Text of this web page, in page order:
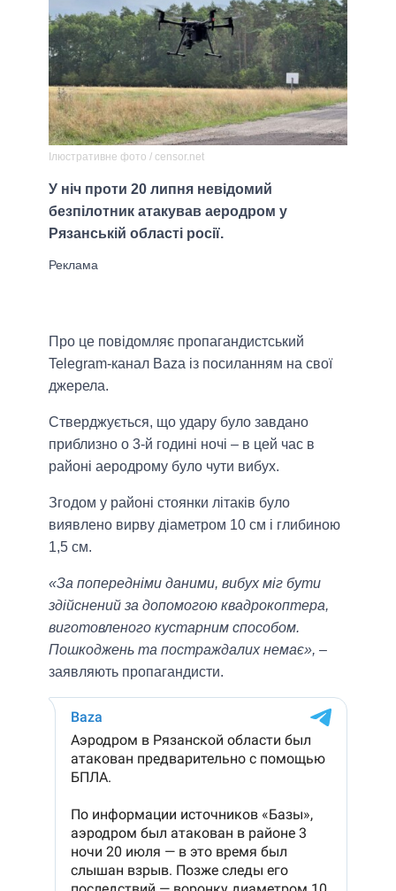
Ілюстративне фото / censor.net
У ніч проти 20 липня невідомий
безпілотник атакував аеродром у
Рязанській області росії.
Про це повідомляє пропагандистський
Telegram-канал Baza із посиланням на свої
джерела.
Стверджується, що удару було завдано
приблизно о 3-й годині ночі – в цей час в
районі аеродрому було чути вибух.
Згодом у районі стоянки літаків було
виявлено вирву діаметром 10 см і глибиною
1,5 см.
«За попередніми даними, вибух міг бути
здійснений за допомогою квадрокоптера,
виготовленого кустарним способом.
Пошкоджень та постраждалих немає», –
заявляють пропагандисти.